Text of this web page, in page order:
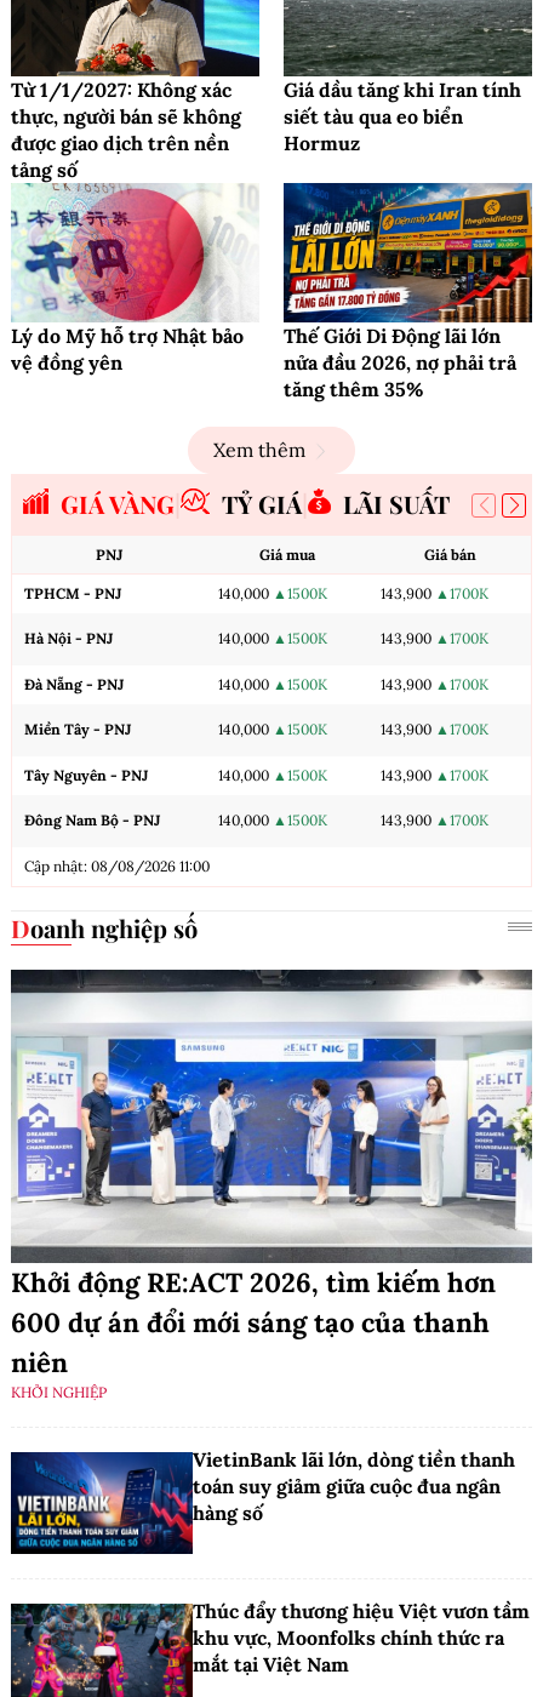
Từ 1/1/2027: Không xác
thực, người bán sẽ không
được giao dịch trên nền
tảng số
Giá dầu tăng khi Iran tính
siết tàu qua eo biển
Hormuz
Lý do Mỹ hỗ trợ Nhật bảo
vệ đồng yên
Thế Giới Di Động lãi lớn
nửa đầu 2026, nợ phải trả
tăng thêm 35%
Xem thêm
GIÁ VÀNG TỶ GIÁ LÃI SUẤT
PNJ Giá mua Giá bán
TPHCM - PNJ 140,000 ▲1500K 143,900 ▲1700K
Hà Nội - PNJ 140,000 ▲1500K 143,900 ▲1700K
Đà Nẵng - PNJ 140,000 ▲1500K 143,900 ▲1700K
Miền Tây - PNJ 140,000 ▲1500K 143,900 ▲1700K
Tây Nguyên - PNJ 140,000 ▲1500K 143,900 ▲1700K
Đông Nam Bộ - PNJ 140,000 ▲1500K 143,900 ▲1700K
Cập nhật: 08/08/2026 11:00
Doanh nghiệp số
Khởi động RE:ACT 2026, tìm kiếm hơn
600 dự án đổi mới sáng tạo của thanh
niên
KHỞI NGHIỆP
VietinBank lãi lớn, dòng tiền thanh
toán suy giảm giữa cuộc đua ngân
hàng số
Thúc đẩy thương hiệu Việt vươn tầm
khu vực, Moonfolks chính thức ra
mắt tại Việt Nam